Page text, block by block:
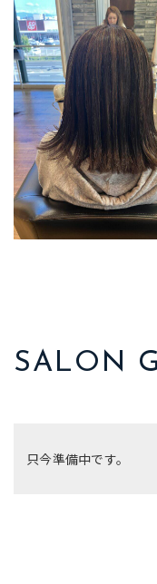
SALON
只今準備中です。